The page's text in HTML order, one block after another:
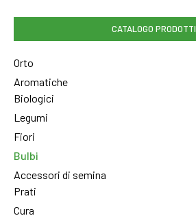
CATALOGO PRODOTTI
Orto
Aromatiche
Biologici
Legumi
Fiori
Bulbi
Accessori di semina
Prati
Cura